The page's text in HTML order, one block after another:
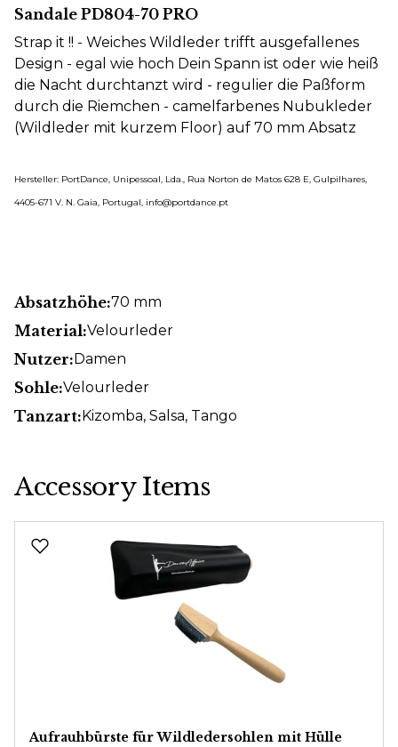
Sandale PD804-70 PRO
Strap it !! - Weiches Wildleder trifft ausgefallenes
Design - egal wie hoch Dein Spann ist oder wie heiß
die Nacht durchtanzt wird - regulier die Paßform
durch die Riemchen - camelfarbenes Nubukleder
(Wildleder mit kurzem Floor) auf 70 mm Absatz
Hersteller: PortDance, Unipessoal, Lda., Rua Norton de Matos 628 E, Gulpilhares,
4405-671 V. N. Gaia, Portugal, info@portdance.pt
Absatzhöhe:70 mm
Material:Velourleder
Nutzer:Damen
Sohle:Velourleder
Tanzart:Kizomba, Salsa, Tango
Accessory Items
Aufrauhbürste für Wildledersohlen mit Hülle